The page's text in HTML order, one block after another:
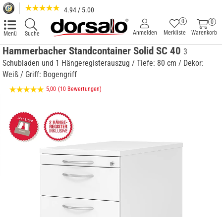
4.94 / 5.00
Menü Suche
0
Warenkorb
Merkliste
0
Anmelden
Hammerbacher Standcontainer Solid SC 40 3
Schubladen und 1 Hängeregisterauszug / Tiefe: 80 cm / Dekor:
Weiß / Griff: Bogengriff
5,00 (10 Bewertungen)